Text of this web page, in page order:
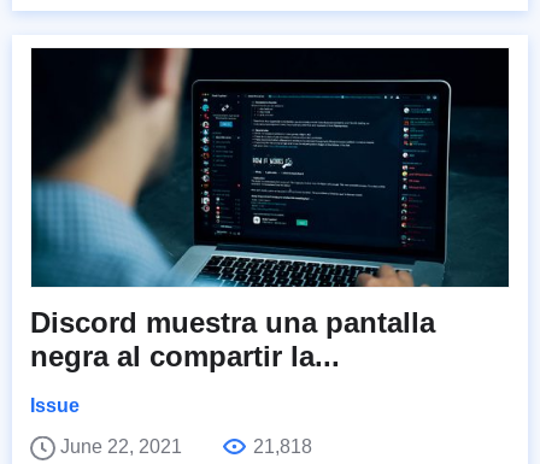
Discord muestra una pantalla
negra al compartir la...
Issue
June 22, 2021
21,818